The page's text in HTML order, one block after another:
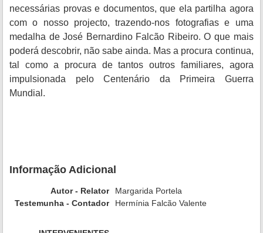
necessárias provas e documentos, que ela partilha agora
com o nosso projecto, trazendo-nos fotografias e uma
medalha de José Bernardino Falcão Ribeiro. O que mais
poderá descobrir, não sabe ainda. Mas a procura continua,
tal como a procura de tantos outros familiares, agora
impulsionada pelo Centenário da Primeira Guerra
Mundial.
Informação Adicional
Autor - Relator
Margarida Portela
Testemunha - Contador
Hermínia Falcão Valente